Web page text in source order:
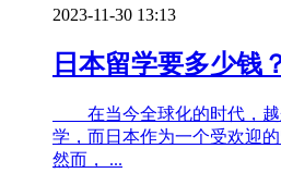
2023-11-30 13:13
日本留学要多少钱
在当今全球化的时代，越
学，而日本作为一个受欢迎
然而， ...